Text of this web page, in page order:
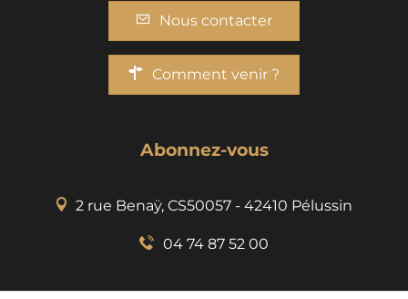
Nous contacter
Comment venir ?
Abonnez-vous
2 rue Benaÿ, CS50057 - 42410 Pélussin
04 74 87 52 00